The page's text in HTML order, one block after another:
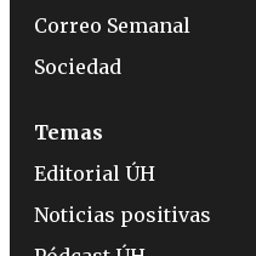
Correo Semanal
Sociedad
Temas
Editorial ÚH
Noticias positivas